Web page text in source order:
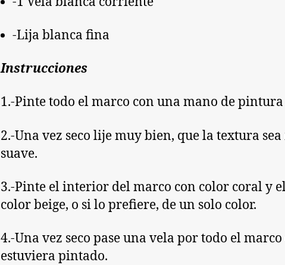
-Lija blanca fina
Instrucciones
1.-Pinte todo el marco con una mano de
2.-Una vez seco lije muy bien, que la textura
suave.
3.-Pinte el interior del marco con color coral y
color beige, o si lo prefiere, de un solo color.
4.-Una vez seco pase una vela por todo el
estuviera pintado.